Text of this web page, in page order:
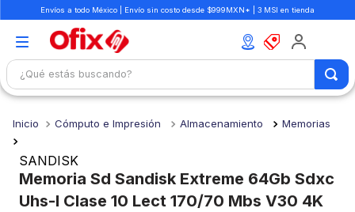
Envíos a todo México | Envío sin costo desde $999MXN* | 3 MSI en tienda
¿Qué estás buscando?
Cómputo e Impresión Almacenamiento Memorias
SANDISK
Memoria Sd Sandisk Extreme 64Gb Sdxc
Uhs-I Clase 10 Lect 170/70 Mbs V30 4K
1.
mochilas
2.
libretas
3.
cuaderno